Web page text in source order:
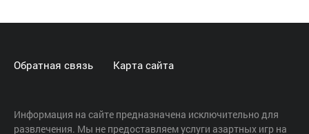
Обратная связь Карта сайта
Информация на сайте предназначена исключительно для
развлечения. Мы не предоставляем услуги азартных игр на